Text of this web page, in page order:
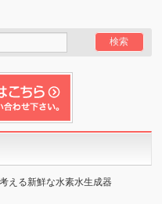
える新鮮な水素水生成器